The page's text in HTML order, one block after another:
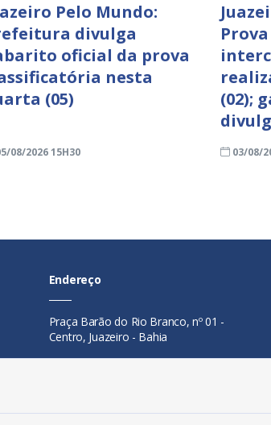
Pelo Mundo:
divulga
oficial da prova
nesta
(05)
08/2026 15H30
(02);
03/08/
Endereço
Praça Barão do Rio Branco, nº 01 -
Centro, Juazeiro - Bahia
Telefone:74 98846-0016